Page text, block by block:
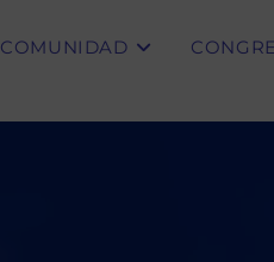
COMUNIDAD